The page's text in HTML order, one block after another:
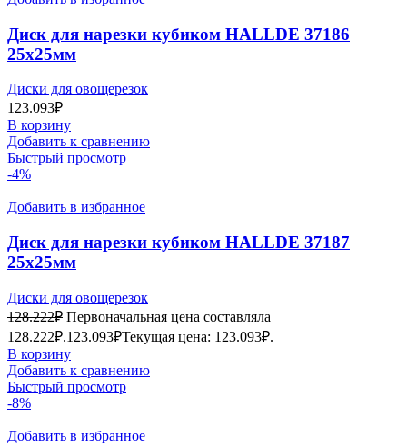
Диск для нарезки кубиком HALLDE 37186
25х25мм
Диски для овощерезок
123.093₽
В корзину
Добавить к сравнению
Быстрый просмотр
-4%
Добавить в избранное
Диск для нарезки кубиком HALLDE 37187
25х25мм
Диски для овощерезок
128.222₽ Первоначальная цена составляла
128.222₽.123.093₽Текущая цена: 123.093₽.
В корзину
Добавить к сравнению
Быстрый просмотр
-8%
Добавить в избранное